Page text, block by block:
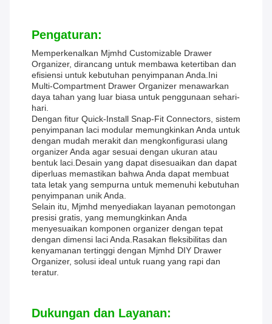
Pengaturan:
Memperkenalkan Mjmhd Customizable Drawer
Organizer, dirancang untuk membawa ketertiban dan
efisiensi untuk kebutuhan penyimpanan Anda.Ini
Multi-Compartment Drawer Organizer menawarkan
daya tahan yang luar biasa untuk penggunaan sehari-
hari.
Dengan fitur Quick-Install Snap-Fit Connectors, sistem
penyimpanan laci modular memungkinkan Anda untuk
dengan mudah merakit dan mengkonfigurasi ulang
organizer Anda agar sesuai dengan ukuran atau
bentuk laci.Desain yang dapat disesuaikan dan dapat
diperluas memastikan bahwa Anda dapat membuat
tata letak yang sempurna untuk memenuhi kebutuhan
penyimpanan unik Anda.
Selain itu, Mjmhd menyediakan layanan pemotongan
presisi gratis, yang memungkinkan Anda
menyesuaikan komponen organizer dengan tepat
dengan dimensi laci Anda.Rasakan fleksibilitas dan
kenyamanan tertinggi dengan Mjmhd DIY Drawer
Organizer, solusi ideal untuk ruang yang rapi dan
teratur.
Dukungan dan Layanan: